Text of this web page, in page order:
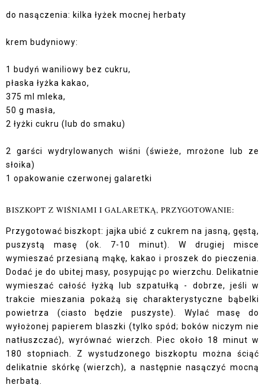
do nasączenia: kilka łyżek mocnej herbaty
krem budyniowy:
1 budyń waniliowy bez cukru,
płaska łyżka kakao,
375 ml mleka,
50 g masła,
2 łyżki cukru (lub do smaku)
2 garści wydrylowanych wiśni (świeże, mrożone lub ze
słoika)
1 opakowanie czerwonej galaretki
BISZKOPT Z WIŚNIAMI I GALARETKĄ, PRZYGOTOWANIE:
Przygotować biszkopt: jajka ubić z cukrem na jasną, gęstą,
puszystą masę (ok. 7-10 minut). W drugiej misce
wymieszać przesianą mąkę, kakao i proszek do pieczenia.
Dodać je do ubitej masy, posypując po wierzchu. Delikatnie
wymieszać całość łyżką lub szpatułką - dobrze, jeśli w
trakcie mieszania pokażą się charakterystyczne bąbelki
powietrza (ciasto będzie puszyste). Wylać masę do
wyłożonej papierem blaszki (tylko spód; boków niczym nie
natłuszczać), wyrównać wierzch. Piec około 18 minut w
180 stopniach. Z wystudzonego biszkoptu można ściąć
delikatnie skórkę (wierzch), a następnie nasączyć mocną
herbatą.